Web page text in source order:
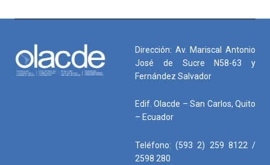
Dirección: Av. Mariscal Antonio
José de Sucre N58-63 y
Fernández Salvador
Edif. Olacde – San Carlos, Quito
– Ecuador
Teléfono: (593 2) 259 8122 /
2598 280